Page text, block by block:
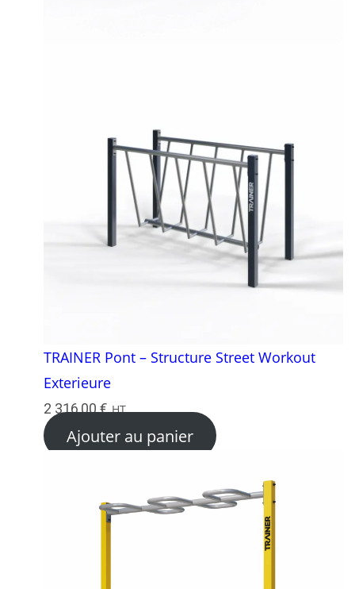
TRAINER Pont – Structure Street Workout
Exterieure
2 316,00€ HT
Ajouter au panier